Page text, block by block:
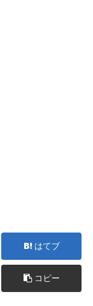
はてブ
コピー